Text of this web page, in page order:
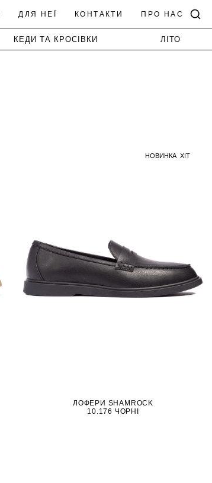
ДЛЯ НЕЇ КОНТАКТИ ПРО НАС
КЕДИ ТА КРОСІВКИ ЛІТО
НОВИНКА ХІТ
ЛОФЕРИ SHAMROCK
10.176 ЧОРНІ